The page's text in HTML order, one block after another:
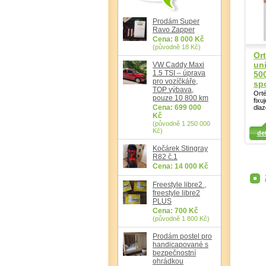
Prodám Super
Ravo Zapper
Cena: 8 000 Kč
(původně 18 Kč)
VW Caddy Maxi
1.5 TSI – úprava
pro vozíčkáře,
TOP výbava,
pouze 10 800 km
Cena: 699 000
Kč
(původně 1 250 000
Kč)
Kočárek Stingray
R82 č.1
Cena: 14 000 Kč
Freestyle libre2 ,
freestyle libre2
PLUS
Cena: 700 Kč
(původně 1 800 Kč)
Prodám postel pro
handicapované s
bezpečnostní
ohrádkou
Detail